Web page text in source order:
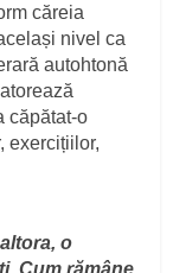
căreia
nivel ca
autohtonă
căpătat-o
exercițiilor,
o
Cum rămâne